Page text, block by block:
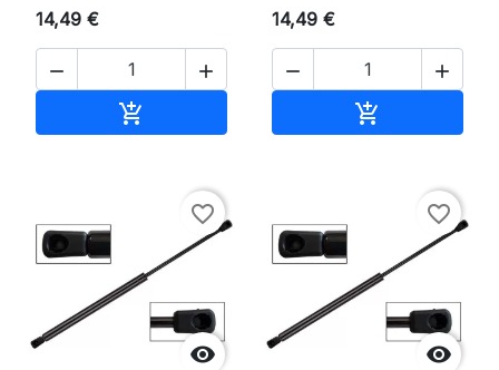
14,49 €
 

14,49 €
 


favorite_border

favorite_border